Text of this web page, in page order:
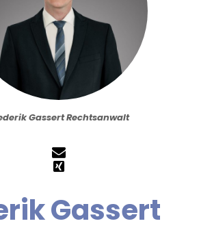
Gassert Rechtsanwalt
Gassert